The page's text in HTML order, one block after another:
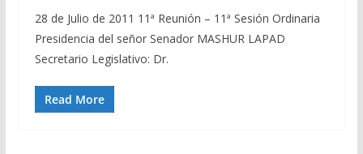
28 de Julio de 2011 11ª Reunión – 11ª Sesión Ordinaria
Presidencia del señor Senador MASHUR LAPAD
Secretario Legislativo: Dr.
Read More